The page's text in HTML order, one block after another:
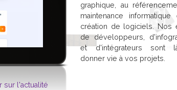
sur l'actualité
graphique, au
maintenance
création de logiciels. Nos
de développeurs,
et d'intégrateurs sont
donner vie à vos projets.